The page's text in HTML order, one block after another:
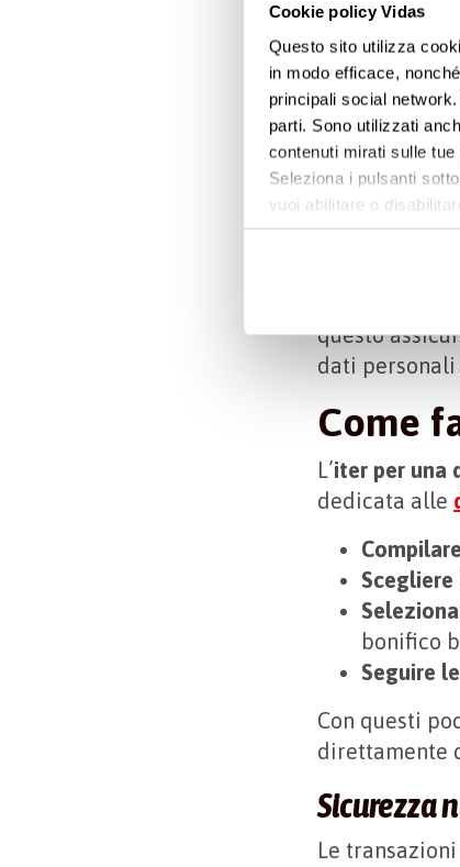
Cookie policy Vidas
Questo sito utilizza
in modo efficace,
principali social
parti. Sono utilizzati
contenuti mirati sulle
Seleziona i pulsanti
vuoi abilitare o
informazioni e
In
relative
li puoi
In questo
primo avrà
riconosciuto
donazione
Oltre alla
questo
dati
Come
L’iter per una
dedicata alle
Scegliere
bonifico
Seguire
Con questi
direttamente
Sicurezza
Le